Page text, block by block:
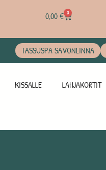
0,00€ 0
TASSUSPA SAVONLINNA
KISSALLE LAHJAKORTIT